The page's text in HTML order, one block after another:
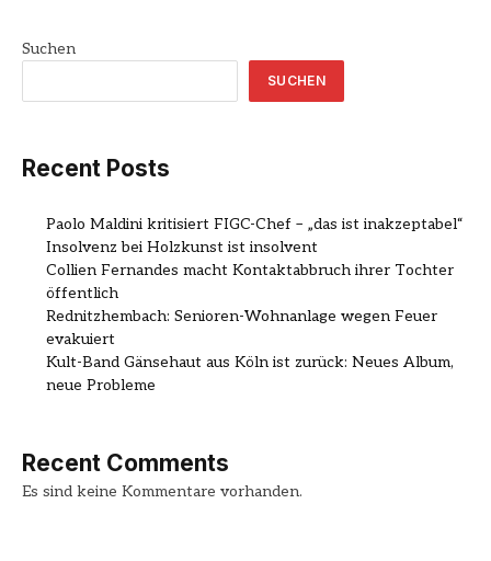
Suchen
SUCHEN
Recent Posts
Paolo Maldini kritisiert FIGC-Chef – „das ist inakzeptabel“
Insolvenz bei Holzkunst ist insolvent
Collien Fernandes macht Kontaktabbruch ihrer Tochter
öffentlich
Rednitzhembach: Senioren-Wohnanlage wegen Feuer
evakuiert
Kult-Band Gänsehaut aus Köln ist zurück: Neues Album,
neue Probleme
Recent Comments
Es sind keine Kommentare vorhanden.